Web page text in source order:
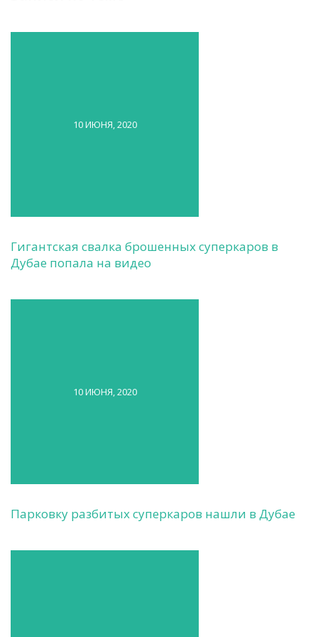
10 ИЮНЯ, 2020
Гигантская свалка брошенных суперкаров в
Дубае попала на видео
10 ИЮНЯ, 2020
Парковку разбитых суперкаров нашли в Дубае